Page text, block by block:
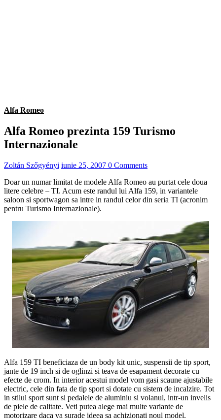
Alfa Romeo
Alfa Romeo prezinta 159 Turismo
Internazionale
Zoltán Szőgyényi iunie 25, 2007 0 Comments
Doar un numar limitat de modele Alfa Romeo au purtat cele doua
litere celebre – TI. Acum este randul lui Alfa 159, in variantele
saloon si sportwagon sa intre in randul celor din seria TI (acronim
pentru Turismo Internazionale).
Alfa 159 TI beneficiaza de un body kit unic, suspensii de tip sport,
jante de 19 inch si de oglinzi si teava de esapament decorate cu
efecte de crom. In interior acestui model vom gasi scaune ajustabile
electric, cele din fata de tip sport si dotate cu sistem de incalzire. Tot
in stilul sport sunt si pedalele de aluminiu si volanul, intr-un invelis
de piele de calitate. Veti putea alege mai multe variante de
motorizare daca va surade ideea sa achizionati noul model.